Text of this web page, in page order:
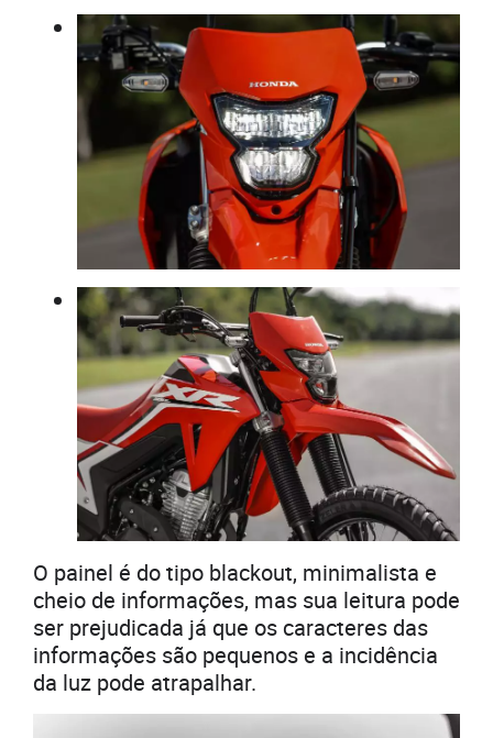
O painel é do tipo blackout, minimalista e
cheio de informações, mas sua leitura pode
ser prejudicada já que os caracteres das
informações são pequenos e a incidência
da luz pode atrapalhar.